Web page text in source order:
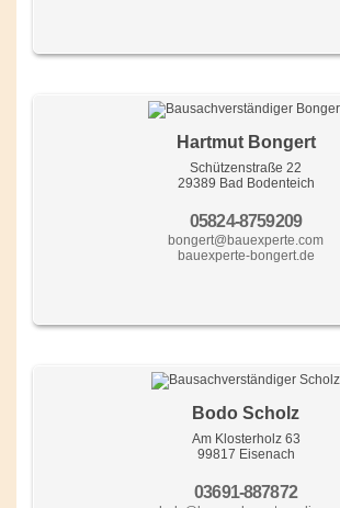
Hartmut Bongert
Schützenstraße 22
29389 Bad Bodenteich
05824-8759209
bongert@bauexperte.com
bauexperte-bongert.de
Bodo Scholz
Am Klosterholz 63
99817 Eisenach
03691-887872